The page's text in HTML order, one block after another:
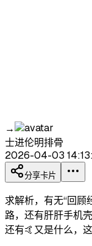
→
士进伦明排骨
2026-04-03
分享卡片
求解析，有无“回顾
路，还有肝肝手机
还有🤙又是什么，